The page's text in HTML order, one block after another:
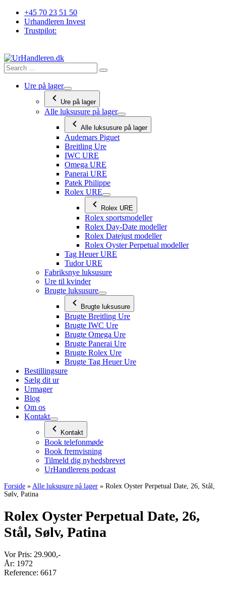
Videre
indhold
+45 70 23 51 50
Urhandleren Invest
Trustpilot:
Ure på lager
Ure på lager
Alle luksusure på lager
Alle luksusure på lager
Audemars Piguet
Breitling Ure
IWC URE
Omega URE
Panerai URE
Patek Philippe
Rolex URE
Rolex URE
Rolex sportsmodeller
Rolex Day-Date modeller
Rolex Datejust modeller
Rolex Oyster Perpetual modeller
Tag Heuer URE
Tudor URE
Fabriksnye luksusure
Ure til kvinder
Brugte luksusure
Brugte luksusure
Brugte Breitling Ure
Brugte IWC Ure
Brugte Omega Ure
Brugte Panerai Ure
Brugte Rolex Ure
Brugte Tag Heuer Ure
Bestillingsure
Sælg dit ur
Urmager
Blog
Om os
Kontakt
Kontakt
Book telefonmøde
Book fremvisning
Tilmeld dig nyhedsbrevet
UrHandlerens podcast
Forside » Alle luksusure på lager » Rolex Oyster Perpetual Date, 26, Stål,
Sølv, Patina
Rolex Oyster Perpetual Date, 26,
Stål, Sølv, Patina
Vor Pris: 29.900,-
År: 1972
Reference: 6617